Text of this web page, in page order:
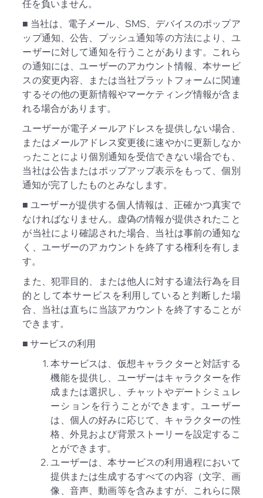
任を負いません。
■ 当社は、電子メール、SMS、デバイスのポップア
ップ通知、公告、プッシュ通知等の方法により、ユ
ーザーに対して通知を行うことがあります。これら
の通知には、ユーザーのアカウント情報、本サービ
スの変更内容、または当社プラットフォームに関連
するその他の更新情報やマーケティング情報が含ま
れる場合があります。
ユーザーが電子メールアドレスを提供しない場合、
またはメールアドレス変更後に速やかに更新しなか
ったことにより個別通知を受信できない場合でも、
当社は公告またはポップアップ表示をもって、個別
通知が完了したものとみなします。
■ ユーザーが提供する個人情報は、正確かつ真実で
なければなりません。虚偽の情報が提供されたこと
が当社により確認された場合、当社は事前の通知な
く、ユーザーのアカウントを終了する権利を有しま
す。
また、犯罪目的、または他人に対する違法行為を目
的として本サービスを利用していると判断した場
合、当社は直ちに当該アカウントを終了することが
できます。
■ サービスの利用
本サービスは、仮想キャラクターと対話する
機能を提供し、ユーザーはキャラクターを作
成または選択し、チャットやデートシミュレ
ーションを行うことができます。ユーザー
は、個人の好みに応じて、キャラクターの性
格、外見および背景ストーリーを設定するこ
とができます。
ユーザーは、本サービスの利用過程において
提供または生成するすべての内容（文字、画
像、音声、動画等を含みますが、これらに限